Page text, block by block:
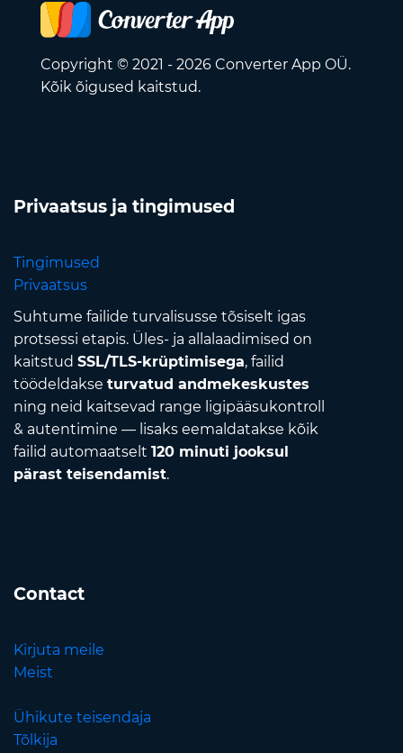
Copyright © 2021 - 2026 Converter App OÜ.
Kõik õigused kaitstud.
Privaatsus ja tingimused
Tingimused
Privaatsus
Suhtume failide turvalisusse tõsiselt igas
protsessi etapis. Üles- ja allalaadimised on
kaitstud SSL/TLS-krüptimisega, failid
töödeldakse turvatud andmekeskustes
ning neid kaitsevad range ligipääsukontroll
& autentimine — lisaks eemaldatakse kõik
failid automaatselt 120 minuti jooksul
pärast teisendamist.
Contact
Kirjuta meile
Meist
Ühikute teisendaja
Tõlkija